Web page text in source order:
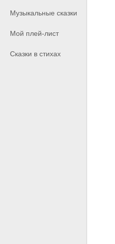
Музыкальные сказки
Мой плей-лист
Сказки в стихах